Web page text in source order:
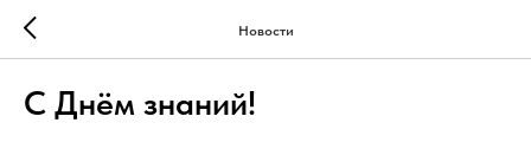
Новости
С Днём знаний!